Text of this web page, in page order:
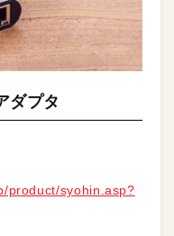
ダプタ
product/syohin.asp?